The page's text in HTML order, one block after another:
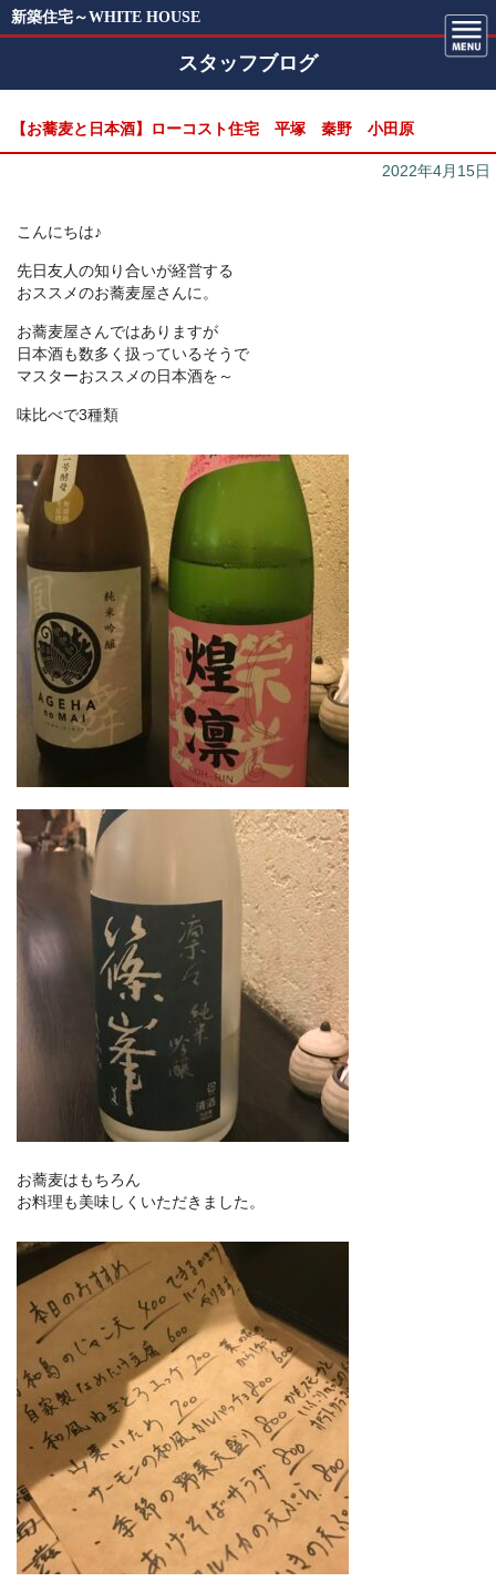
新築住宅～WHITE HOUSE
スタッフブログ
【お蕎麦と日本酒】ローコスト住宅 平塚 秦野 小田原
2022年4月15日
こんにちは♪
先日友人の知り合いが経営する
おススメのお蕎麦屋さんに。
お蕎麦屋さんではありますが
日本酒も数多く扱っているそうで
マスターおススメの日本酒を～
味比べで3種類
お蕎麦はもちろん
お料理も美味しくいただきました。